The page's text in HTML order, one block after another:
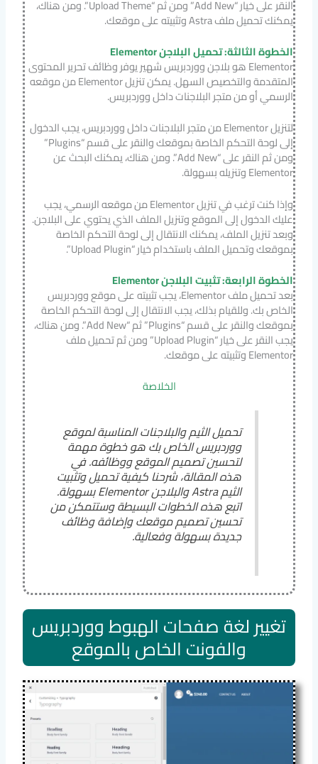
النقر على خيار “Add New” ومن ثم “Upload Theme”. ومن هناك،
يمكنك تحميل ملف Astra وتثبيته على موقعك.
الخطوة الثالثة: تحميل البلاجن Elementor
Elementor هو بلاجن ووردبريس شهير يوفر وظائف تحرير المحتوى
المتقدمة والتخصيص السهل. يمكن تنزيل Elementor من موقعه
الرسمي أو من متجر البلاجنات داخل ووردبريس.
لتنزيل Elementor من متجر البلاجنات داخل ووردبريس، يجب الدخول
إلى لوحة التحكم الخاصة بموقعك والنقر على قسم “Plugins”
ومن ثم النقر على “Add New”. ومن هناك، يمكنك البحث عن
Elementor وتنزيله بسهولة.
وإذا كنت ترغب في تنزيل Elementor من موقعه الرسمي، يجب
عليك الدخول إلى الموقع وتنزيل الملف الذي يحتوي على البلاجن.
وبعد تنزيل الملف، يمكنك الانتقال إلى لوحة التحكم الخاصة
بموقعك وتحميل الملف باستخدام خيار “Upload Plugin”.
الخطوة الرابعة: تثبيت البلاجن Elementor
بعد تحميل ملف Elementor، يجب تثبيته على موقع ووردبريس
الخاص بك. وللقيام بذلك، يجب الانتقال إلى لوحة التحكم الخاصة
بموقعك والنقر على قسم “Plugins” ثم “Add New”. ومن هناك،
يجب النقر على خيار “Upload Plugin” ومن ثم تحميل ملف
Elementor وتثبيته على موقعك.
الخلاصة
تحميل الثيم والبلاجنات المناسبة لموقع
ووردبريس الخاص بك هو خطوة مهمة
لتحسين تصميم الموقع ووظائفه. في
هذه المقالة، شرحنا كيفية تحميل وتثبيت
الثيم Astra والبلاجن Elementor بسهولة.
اتبع هذه الخطوات البسيطة وستتمكن من
تحسين تصميم موقعك وإضافة وظائف
جديدة بسهولة وفعالية.
تغيير لغة صفحات الهبوط ووردبريس
والفونت الخاص بالموقع